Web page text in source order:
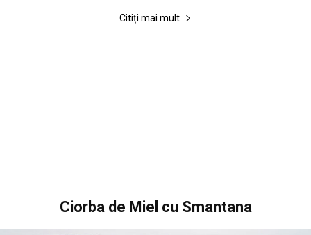
Citiți mai mult
Ciorba de Miel cu Smantana